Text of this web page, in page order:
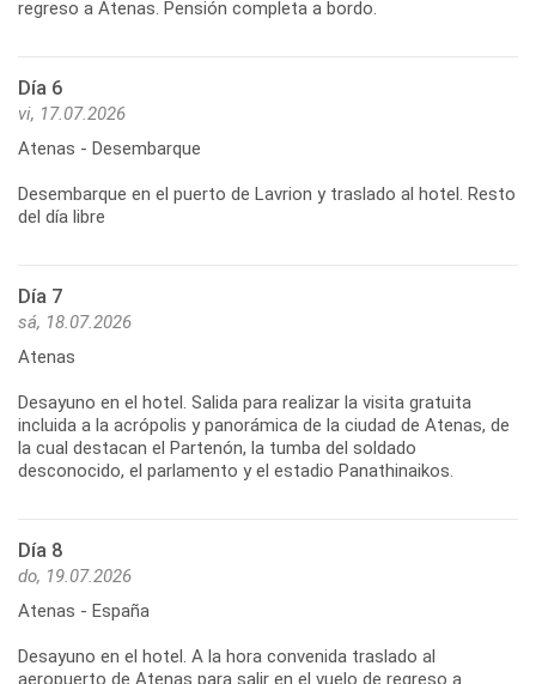
regreso a Atenas. Pensión completa a bordo.
Día 6
vi, 17.07.2026
Atenas - Desembarque
Desembarque en el puerto de Lavrion y traslado al hotel. Resto
del día libre
Día 7
sá, 18.07.2026
Atenas
Desayuno en el hotel. Salida para realizar la visita gratuita
incluida a la acrópolis y panorámica de la ciudad de Atenas, de
la cual destacan el Partenón, la tumba del soldado
desconocido, el parlamento y el estadio Panathinaikos.
Día 8
do, 19.07.2026
Atenas - España
Desayuno en el hotel. A la hora convenida traslado al
aeropuerto de Atenas para salir en el vuelo de regreso a